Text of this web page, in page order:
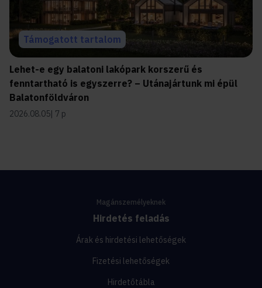
Támogatott tartalom
Lehet-e egy balatoni lakópark korszerű és
fenntartható is egyszerre? – Utánajártunk mi épül
Balatonföldváron
2026.08.05 7 p
Magánszemélyeknek
Hirdetés feladás
Árak és hirdetési lehetőségek
Fizetési lehetőségek
Hirdetőtábla